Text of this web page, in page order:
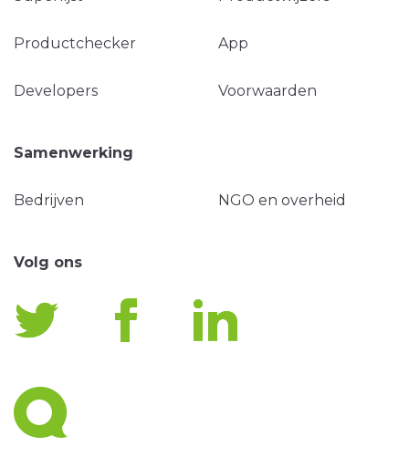
Productchecker App
Developers Voorwaarden
Samenwerking
Bedrijven NGO en overheid
Volg ons